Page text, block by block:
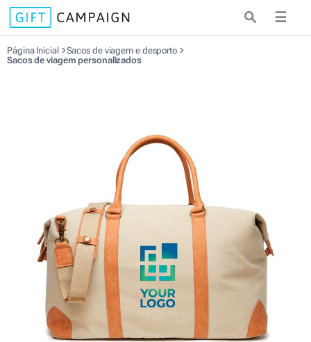
☰
Página Inicial
Sacos de viagem e desporto
Sacos de viagem personalizados